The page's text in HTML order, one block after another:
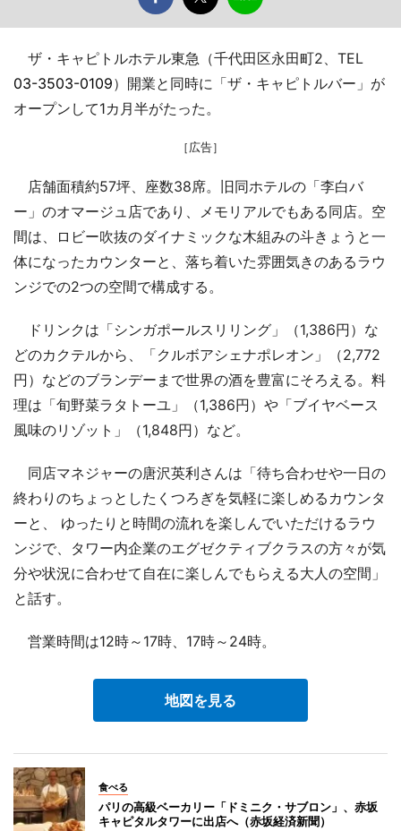
ザ・キャピトルホテル東急（千代田区永田町2、TEL
03-3503-0109）開業と同時に「ザ・キャピトルバー」が
オープンして1カ月半がたった。
［広告］
店舗面積約57坪、座数38席。旧同ホテルの「李白バ
ー」のオマージュ店であり、メモリアルでもある同店。空
間は、ロビー吹抜のダイナミックな木組みの斗きょうと一
体になったカウンターと、落ち着いた雰囲気きのあるラウ
ンジでの2つの空間で構成する。
ドリンクは「シンガポールスリリング」（1,386円）な
どのカクテルから、「クルボアシェナポレオン」（2,772
円）などのブランデーまで世界の酒を豊富にそろえる。料
理は「旬野菜ラタトーユ」（1,386円）や「ブイヤベース
風味のリゾット」（1,848円）など。
同店マネジャーの唐沢英利さんは「待ち合わせや一日の
終わりのちょっとしたくつろぎを気軽に楽しめるカウンタ
ーと、 ゆったりと時間の流れを楽しんでいただけるラウ
ンジで、タワー内企業のエグゼクティブクラスの方々が気
分や状況に合わせて自在に楽しんでもらえる大人の空間」
と話す。
営業時間は12時～17時、17時～24時。
地図を見る
食べる
パリの高級ベーカリー「ドミニク・サブロン」、赤坂
キャピタルタワーに出店へ（赤坂経済新聞）